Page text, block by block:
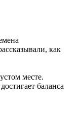
как
месте.
баланса